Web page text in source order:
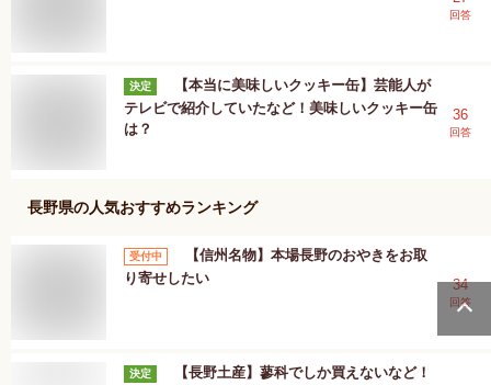
回答
決定
【本当に美味しいクッキー缶】芸能人が
テレビで紹介していたなど！美味しいクッキー缶
は？
36
回答
長野県の人気おすすめランキング
受付中
【信州名物】本場長野のおやきをお取
り寄せしたい
34
回答
決定 【長野土産】蓼科でしか買えないなど！